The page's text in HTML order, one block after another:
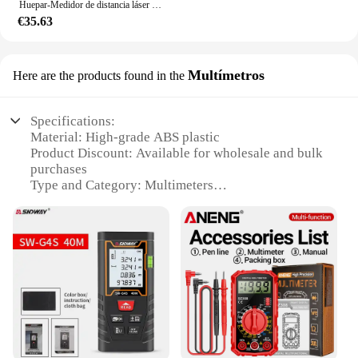
Huepar-Medidor de distancia láser Digital LCD, ruleta electrónica de 120M, telémetro láser Digital, Trena Metro, cinta métrica, regla, herramientas de prueba
€35.63
Here are the products found in the Multímetros
Specifications:
Material: High-grade ABS plastic
Product Discount: Available for wholesale and bulk
purchases
Type and Category: Multimeters
Usage and Purpose: Accurate measurements for
electrical and electronic components
Typical Adaptive Scenario: Ideal for hobbyists,
technicians, and DIY enthusiasts
Shape or Size or Weight or Quantity: Lightweight
and portable, with a clear LCD display
Features:
**Accurate Measurements for Every Task**